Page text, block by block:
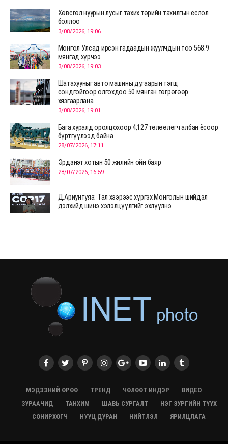
Хөвсгөл нуурын лусыг тахих төрийн тахилгын ёслол
боллоо
3/08/2026, 19:06
Монгол Улсад ирсэн гадаадын жуулчдын тоо 568.9
мянгад хүрчээ
3/08/2026, 19:03
Шатахууныг авто машины дугаарын тэгш,
сондгойгоор олгохдоо 50 мянган төгрөгөөр
хязгаарлана
3/08/2026, 19:01
Бага хуралд оролцохоор 4,127 төлөөлөгч албан ёсоор
бүртгүүлээд байна
28/07/2026, 17:11
Эрдэнэт хотын 50 жилийн ойн баяр
28/07/2026, 16:59
Д.Ариунтуяа: Тал хээрээс хүргэх Монголын шийдэл
дэлхийд шинэ хэлэлцүүлгийг эхлүүлнэ
28/07/2026, 12:04
ХӨВСГӨЛ Нутгийн зөвлөлөөс МУАЖ Д.Цэрэндарьзавт
2 өрөө байр олгоно
20/07/2026, 19:22
20/07/2026, 19:21
хийхээр хүрэлцэн ирлээ
Испанийн шигшээ баг ДАШТ-д хоёр дахь удаагаа
МЭДЭЭНИЙ ӨРӨӨ ТРЕНД ЧӨЛӨӨТ ИНДЭР
ВИДЕО
ЗУРААЧИД
ТАНХИМ ШАВЬ СУРГАЛТ
НЭГ ЗУРГИЙН ТҮҮХ
СОНИРХОГЧ
НУУЦ ДУРАН НИЙТЛЭЛ ЯРИЛЦЛАГА